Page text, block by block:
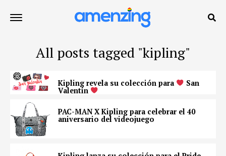
All posts tagged "kipling"
Kipling revela su colección para San
Valentín
PAC-MAN X Kipling para celebrar el 40
aniversario del videojuego